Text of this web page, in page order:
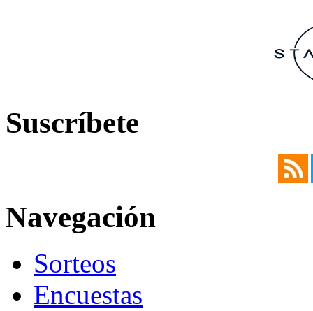
Suscríbete
Navegación
Sorteos
Encuestas